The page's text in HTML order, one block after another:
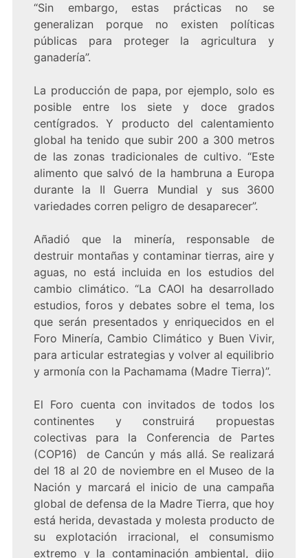
“Sin embargo, estas prácticas no se
generalizan porque no existen políticas
públicas para proteger la agricultura y
ganadería”.
La producción de papa, por ejemplo, solo es
posible entre los siete y doce grados
centígrados. Y producto del calentamiento
global ha tenido que subir 200 a 300 metros
de las zonas tradicionales de cultivo. “Este
alimento que salvó de la hambruna a Europa
durante la II Guerra Mundial y sus 3600
variedades corren peligro de desaparecer”.
Añadió que la minería, responsable de
destruir montañas y contaminar tierras, aire y
aguas, no está incluida en los estudios del
cambio climático. “La CAOI ha desarrollado
estudios, foros y debates sobre el tema, los
que serán presentados y enriquecidos en el
Foro Minería, Cambio Climático y Buen Vivir,
para articular estrategias y volver al equilibrio
y armonía con la Pachamama (Madre Tierra)”.
El Foro cuenta con invitados de todos los
continentes y construirá propuestas
colectivas para la Conferencia de Partes
(COP16) de Cancún y más allá. Se realizará
del 18 al 20 de noviembre en el Museo de la
Nación y marcará el inicio de una campaña
global de defensa de la Madre Tierra, que hoy
está herida, devastada y molesta producto de
su explotación irracional, el consumismo
extremo y la contaminación ambiental, dijo